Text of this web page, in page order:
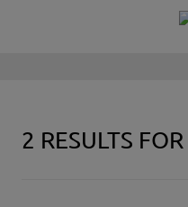
2 RESULTS FOR